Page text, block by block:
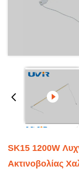
SK15 1200W
Ακτινοβολίας